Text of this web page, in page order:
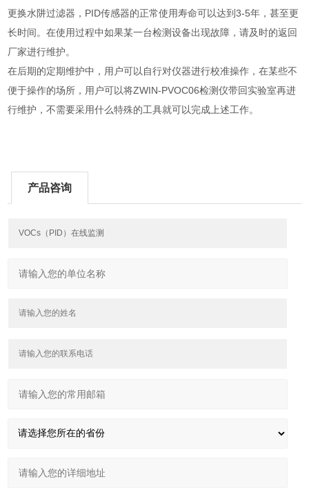
更换水阱过滤器，PID传感器的正常使用寿命可以达到3-5年，甚至更
长时间。在使用过程中如果某一台检测设备出现故障，请及时的返回
厂家进行维护。
在后期的定期维护中，用户可以自行对仪器进行校准操作，在某些不
便于操作的场所，用户可以将ZWIN-PVOC06检测仪带回实验室再进
行维护，不需要采用什么特殊的工具就可以完成上述工作。
产品咨询